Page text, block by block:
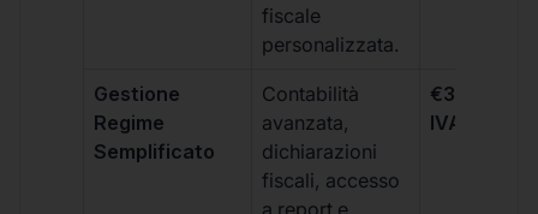
fiscale
personalizzata.
Gestione
Regime
Semplificato
Contabilità
avanzata,
dichiarazioni
fiscali, accesso
a report e
€333 +
IVA/